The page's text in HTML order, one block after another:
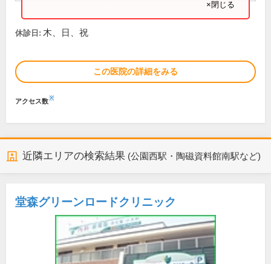
×閉じる
休診日: 木、日、祝
この医院の詳細をみる
アクセス数※
近隣エリアの検索結果 (公園西駅・陶磁資料館南駅など)
堂森グリーンロードクリニック